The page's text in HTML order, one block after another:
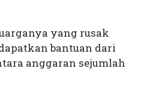
yang rusak
bantuan dari
anggaran sejumlah